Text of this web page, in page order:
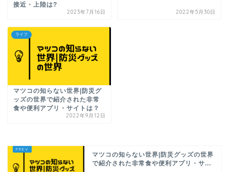
接近・上陸は?
2023年7月16日 2022年5月30日
ライフ
マツコの知らない世界|防災グ
ッズの世界で紹介された非常
食や便利アプリ・サイトは？
2022年9月12日
マツコの知らない世界|防災グッズの世界
で紹介された非常食や便利アプリ・サ...